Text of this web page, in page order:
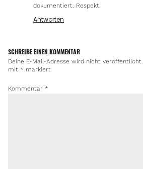
dokumentiert. Respekt.
Antworten
SCHREIBE EINEN KOMMENTAR
Deine E-Mail-Adresse wird nicht veröffentlicht.
mit* markiert
Kommentar*